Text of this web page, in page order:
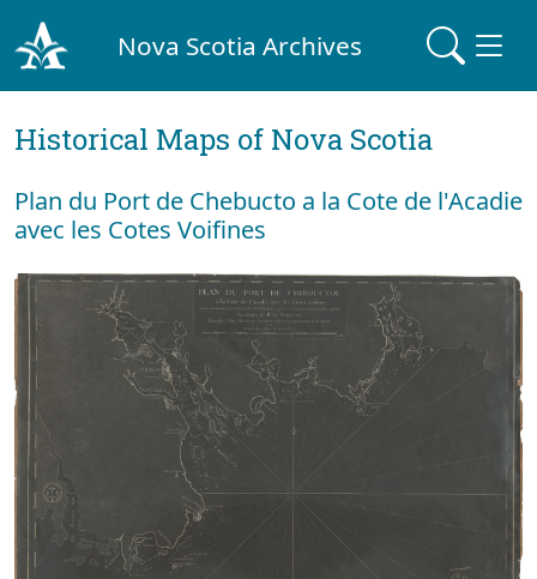
Nova Scotia Archives
Historical Maps of Nova Scotia
Plan du Port de Chebucto a la Cote de l'Acadie
avec les Cotes Voifines